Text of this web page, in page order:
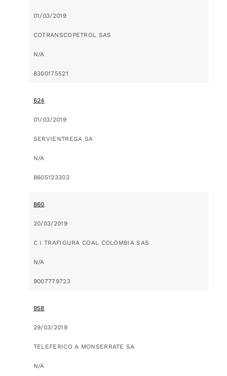
01/03/2019
COTRANSCOPETROL SAS
N/A
8300175521
624
01/03/2019
SERVIENTREGA SA
N/A
8605123303
860
20/03/2019
C I TRAFIGURA COAL COLOMBIA SAS
N/A
9007779723
958
29/03/2019
TELEFERICO A MONSERRATE SA
N/A